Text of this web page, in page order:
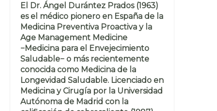
El Dr. Ángel Durántez Prados (1963)
es el médico pionero en España de la
Medicina Preventiva Proactiva y la
Age Management Medicine
−Medicina para el Envejecimiento
Saludable− o más recientemente
conocida como Medicina de la
Longevidad Saludable. Licenciado en
Medicina y Cirugía por la Universidad
Autónoma de Madrid con la